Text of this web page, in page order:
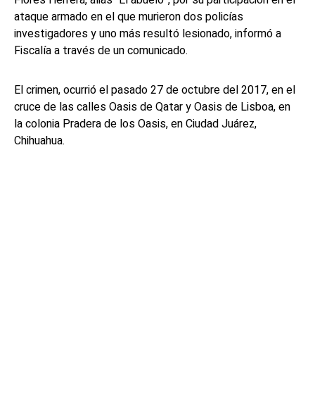
ataque armado en el que murieron dos policías
investigadores y uno más resultó lesionado, informó a
Fiscalía a través de un comunicado.
El crimen, ocurrió el pasado 27 de octubre del 2017, en el
cruce de las calles Oasis de Qatar y Oasis de Lisboa, en
la colonia Pradera de los Oasis, en Ciudad Juárez,
Chihuahua.